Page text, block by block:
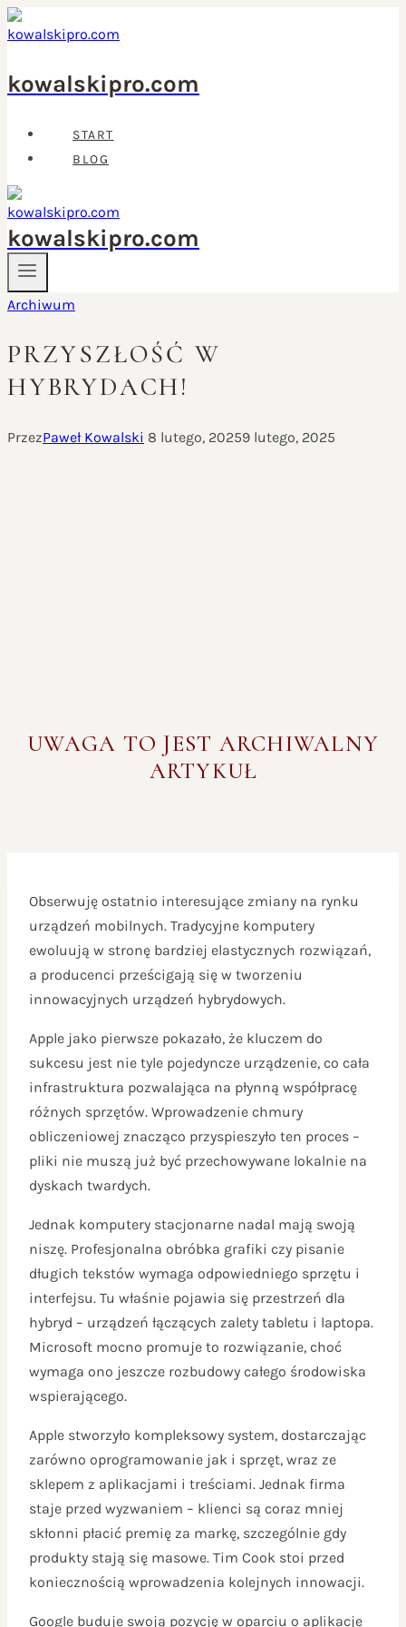
Przejdź
do
kowalskipro.com
START
BLOG
kowalskipro.com
Archiwum
PRZYSZŁOŚĆ W
HYBRYDACH!
PrzezPaweł Kowalski 8 lutego, 20259 lutego, 2025
UWAGA TO JEST ARCHIWALNY
ARTYKUŁ
Obserwuję ostatnio interesujące zmiany na rynku
urządzeń mobilnych. Tradycyjne komputery
ewoluują w stronę bardziej elastycznych rozwiązań,
a producenci prześcigają się w tworzeniu
innowacyjnych urządzeń hybrydowych.
Apple jako pierwsze pokazało, że kluczem do
sukcesu jest nie tyle pojedyncze urządzenie, co cała
infrastruktura pozwalająca na płynną współpracę
różnych sprzętów. Wprowadzenie chmury
obliczeniowej znacząco przyspieszyło ten proces –
pliki nie muszą już być przechowywane lokalnie na
dyskach twardych.
Jednak komputery stacjonarne nadal mają swoją
niszę. Profesjonalna obróbka grafiki czy pisanie
długich tekstów wymaga odpowiedniego sprzętu i
interfejsu. Tu właśnie pojawia się przestrzeń dla
hybryd – urządzeń łączących zalety tabletu i laptopa.
Microsoft mocno promuje to rozwiązanie, choć
wymaga ono jeszcze rozbudowy całego środowiska
wspierającego.
Apple stworzyło kompleksowy system, dostarczając
zarówno oprogramowanie jak i sprzęt, wraz ze
sklepem z aplikacjami i treściami. Jednak firma
staje przed wyzwaniem – klienci są coraz mniej
skłonni płacić premię za markę, szczególnie gdy
produkty stają się masowe. Tim Cook stoi przed
koniecznością wprowadzenia kolejnych innowacji.
Google buduje swoją pozycję w oparciu o aplikacje